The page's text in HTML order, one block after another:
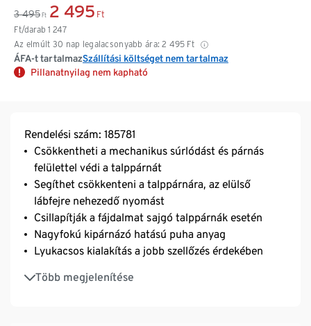
3 495 Ft 2 495 Ft
Ft/darab 1 247
Az elmúlt 30 nap legalacsonyabb ára: 2 495 Ft
ÁFA-t tartalmazSzállítási költséget nem tartalmaz
Pillanatnyilag nem kapható
Rendelési szám: 185781
Csökkentheti a mechanikus súrlódást és párnás
felülettel védi a talppárnát
Segíthet csökkenteni a talppárnára, az elülső
lábfejre nehezedő nyomást
Csillapítják a fájdalmat sajgó talppárnák esetén
Nagyfokú kipárnázó hatású puha anyag
Lyukacsos kialakítás a jobb szellőzés érdekében
Több megjelenítése
A belebújós formának köszönhetően nem csúsznak
el viselés közben